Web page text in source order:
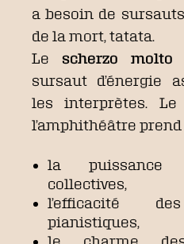
a besoin de
de la mort, tatata.
Le scherzo molto
sursaut d’énergie
les interprètes.
l’amphithéâtre
la puissance
collectives,
l’efficacité
pianistiques,
le charme des